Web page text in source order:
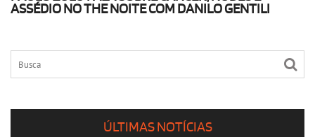
ASSÉDIO NO THE NOITE COM DANILO GENTILI
ÚLTIMAS NOTÍCIAS